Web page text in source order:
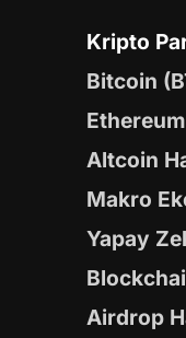
Kripto
Bitcoin
Altcoin
Makro
Yapay
Airdrop